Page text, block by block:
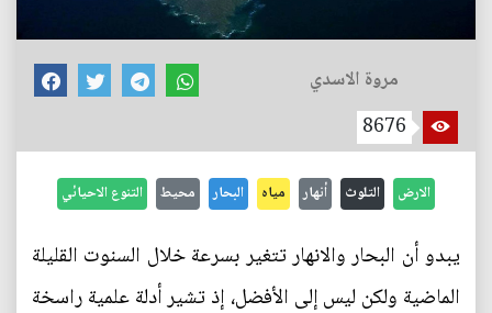
مروة الاسدي
8676
الارض التلوث أنهار مياه البحار محيط التنوع الاحيائي
يبدو أن البحار والانهار تتغير بسرعة خلال السنوت القليلة
الماضية ولكن ليس إلى الأفضل، إذ تشير أدلة علمية راسخة